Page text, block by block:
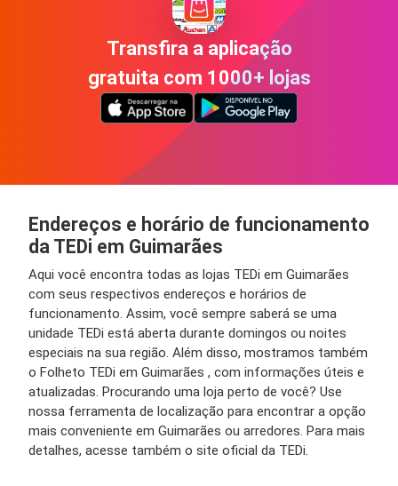
Transfira a aplicação
gratuita com 1000+ lojas
Endereços e horário de funcionamento
da TEDi em Guimarães
Aqui você encontra todas as lojas TEDi em Guimarães
com seus respectivos endereços e horários de
funcionamento. Assim, você sempre saberá se uma
unidade TEDi está aberta durante domingos ou noites
especiais na sua região. Além disso, mostramos também
o Folheto TEDi em Guimarães , com informações úteis e
atualizadas. Procurando uma loja perto de você? Use
nossa ferramenta de localização para encontrar a opção
mais conveniente em Guimarães ou arredores. Para mais
detalhes, acesse também o site oficial da TEDi.